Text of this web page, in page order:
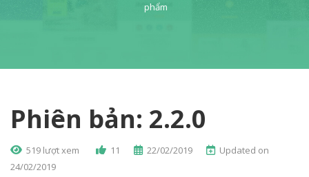
phẩm
Phiên bản: 2.2.0
519 lượt xem 11 22/02/2019
Updated on
24/02/2019